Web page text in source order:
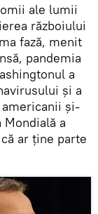
ale lumii
războiului
fază, menit
pandemia
a
și a
și-
a
ar ține parte